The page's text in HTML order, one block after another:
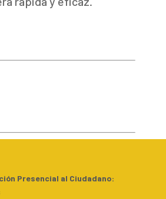
Presencial al Ciudadano: